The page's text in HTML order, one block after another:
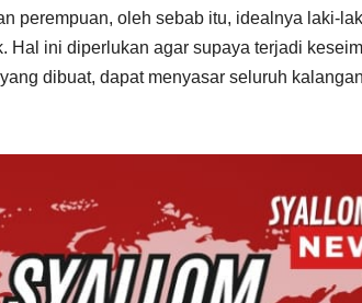
perempuan, oleh sebab itu, idealnya laki-
Hal ini diperlukan agar supaya terjadi
dibuat, dapat menyasar seluruh